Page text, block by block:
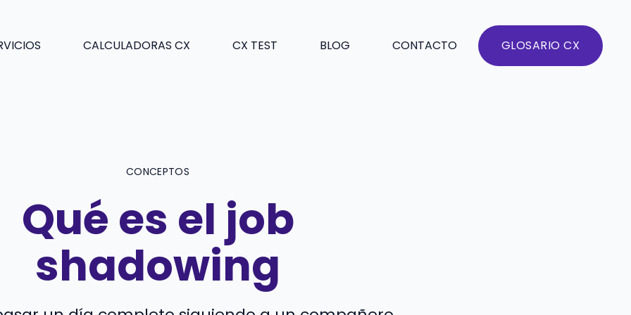
CALCULADORAS CX CX TEST BLOG CONTACTO GLOSARIO CX
CONCEPTOS
Qué es el job
shadowing